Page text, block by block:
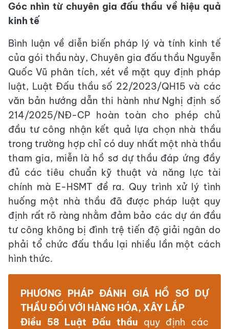
Góc nhìn từ chuyên gia đấu thầu về hiệu quả
kinh tế
Bình luận về diễn biến pháp lý và tính kinh tế
của gói thầu này, Chuyên gia đấu thầu Nguyễn
Quốc Vũ phân tích, xét về mặt quy định pháp
luật, Luật Đấu thầu số 22/2023/QH15 và các
văn bản hướng dẫn thi hành như Nghị định số
214/2025/NĐ-CP hoàn toàn cho phép chủ
đầu tư công nhận kết quả lựa chọn nhà thầu
trong trường hợp chỉ có duy nhất một nhà thầu
tham gia, miễn là hồ sơ dự thầu đáp ứng đầy
đủ các tiêu chuẩn kỹ thuật và năng lực tài
chính mà E-HSMT đề ra. Quy trình xử lý tình
huống một nhà thầu đã được pháp luật quy
định rất rõ ràng nhằm đảm bảo các dự án đầu
tư công không bị đình trệ tiến độ giải ngân do
phải tổ chức đấu thầu lại nhiều lần một cách
hình thức.
PHƯƠNG PHÁP ĐÁNH GIÁ HỒ SƠ DỰ
THẦU ĐỐI VỚI HÀNG HÓA, XÂY LẮP
Điều 58 Luật Đấu thầu quy định các